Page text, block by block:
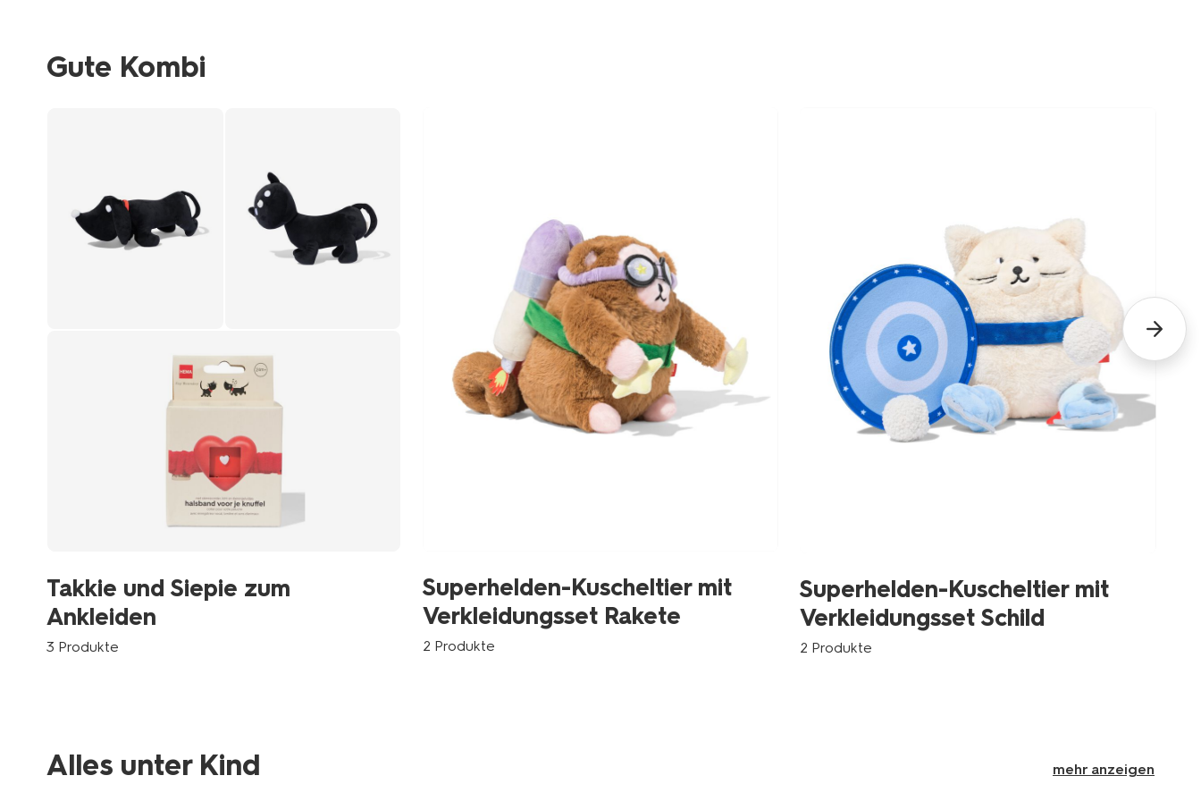
Gute Kombi
Takkie und Siepie zum
Ankleiden
3 Produkte
Superhelden-Kuscheltier mit
Verkleidungsset Rakete
2 Produkte
Superhelden-Kuscheltier mit
Verkleidungsset Schild
2 Produkte
Alles unter Kind mehr anzeigen